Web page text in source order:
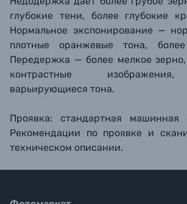
глубокие тени, более глубокие
Нормальное экспонирование —
плотные оранжевые тона,
Передержка — более мелкое
контрастные
варьирующиеся тона.
Проявка: стандартная машинная
Рекомендации по проявке и
техническом описании.